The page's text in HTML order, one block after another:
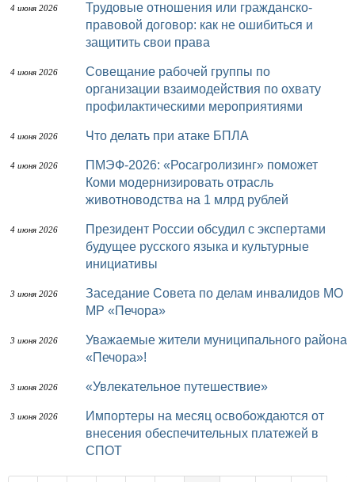
4 июня 2026
Трудовые отношения или гражданско-
правовой договор: как не ошибиться и
защитить свои права
4 июня 2026
Совещание рабочей группы по
организации взаимодействия по охвату
профилактическими мероприятиями
4 июня 2026 Что делать при атаке БПЛА
4 июня 2026
ПМЭФ-2026: «Росагролизинг» поможет
Коми модернизировать отрасль
животноводства на 1 млрд рублей
4 июня 2026
Президент России обсудил с экспертами
будущее русского языка и культурные
инициативы
3 июня 2026
Заседание Совета по делам инвалидов МО
МР «Печора»
3 июня 2026
Уважаемые жители муниципального района
«Печора»!
3 июня 2026 «Увлекательное путешествие»
3 июня 2026
Импортеры на месяц освобождаются от
внесения обеспечительных платежей в
СПОТ